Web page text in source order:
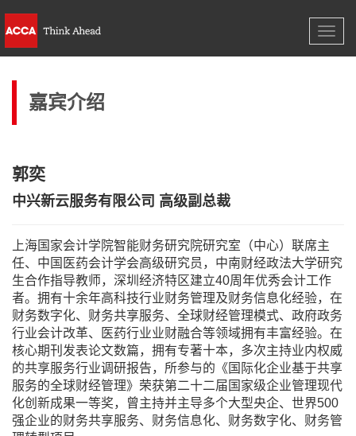
导
导
嘉宾介绍
郭奕
中兴新云服务有限公司 高级副总裁
上海国家会计学院智能财务研究院研究室（中心）联席主
任、中国医药会计学会高级研究员，中南财经政法大学研究
生合作指导教师，深圳经济特区建立40周年优秀会计工作
者。拥有十余年高科技行业财务管理及财务信息化经验，在
财务数字化、财务共享服务、全球财经管理模式、政府政务
行业会计改革、医药行业业财融合等领域拥有丰富经验。在
核心期刊发表论文数篇，拥有专著十本，多次主持业内权威
的共享服务行业调研报告，所参与的《国际化企业基于共享
服务的全球财经管理》荣获第二十二届国家级企业管理现代
化创新成果一等奖，曾主持并主导多个大型央企、世界500
强企业的财务共享服务、财务信息化、财务数字化、财务管